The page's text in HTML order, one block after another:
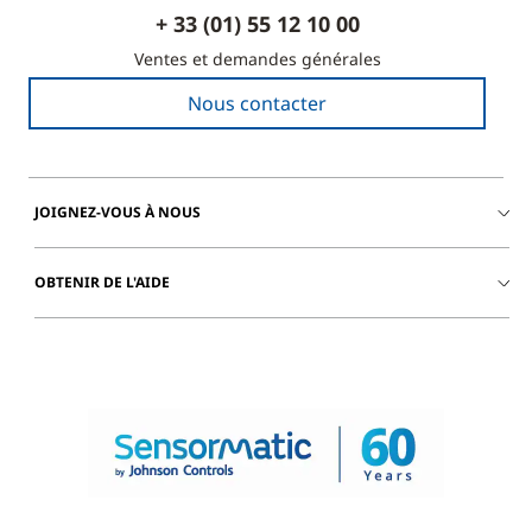
+ 33 (01) 55 12 10 00
Ventes et demandes générales
Nous contacter
JOIGNEZ-VOUS À NOUS
OBTENIR DE L'AIDE